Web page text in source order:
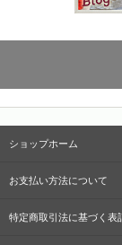
ショップホーム
お支払い方法について
特定商取引法に基づく表